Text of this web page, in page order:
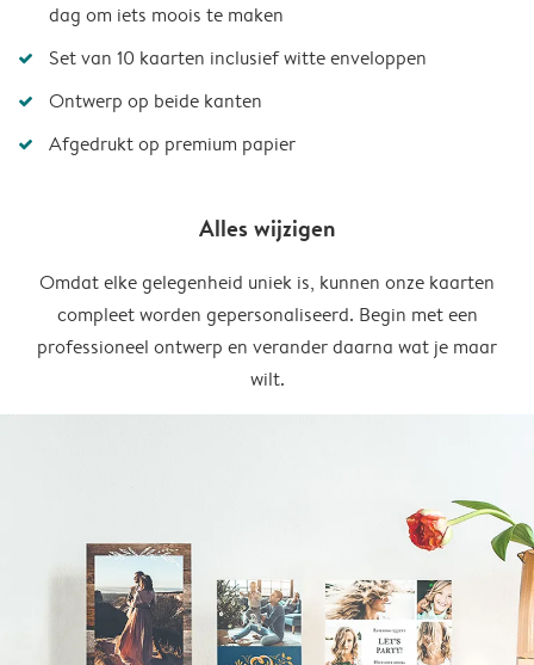
dag om iets moois te maken
Set van 10 kaarten inclusief witte enveloppen
Ontwerp op beide kanten
Afgedrukt op premium papier
Alles wijzigen
Omdat elke gelegenheid uniek is, kunnen onze kaarten
compleet worden gepersonaliseerd. Begin met een
professioneel ontwerp en verander daarna wat je maar
wilt.